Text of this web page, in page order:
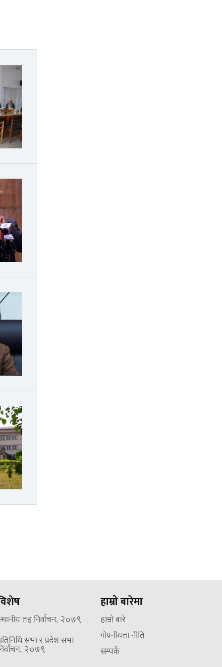
तह निर्वाचन, २०७९
सभा र प्रदेश सभा
२०७९
हाम्रो बारेमा
हाम्रो बारे
गोपनीयता नीति
सम्पर्क